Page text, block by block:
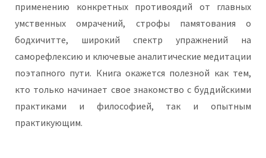
применению конкретных противоядий от главных
умственных омрачений, строфы памятования о
бодхичитте, широкий спектр упражнений на
саморефлексию и ключевые аналитические медитации
поэтапного пути. Книга окажется полезной как тем,
кто только начинает свое знакомство с буддийскими
практиками и философией, так и опытным
практикующим.